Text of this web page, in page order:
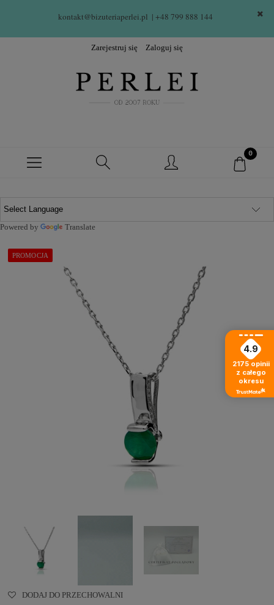
kontakt@bizuteriaperlei.pl | +48 799 888 144
Zarejestruj się Zaloguj się
Powered by Translate
PROMOCJA
DODAJ DO PRZECHOWALNI
4.9
2175 opinii
z całego
okresu